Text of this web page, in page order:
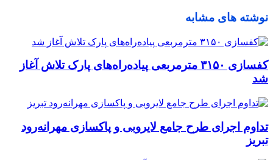
نوشته های مشابه
کفسازی ۳۱۵۰ مترمربعی پیاده‌راه‌های پارک تلاش آغاز
شد
تداوم اجرای طرح جامع لایروبی و پاکسازی مهرانه‌رود
تبریز